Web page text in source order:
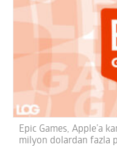
Epic Games, Apple’a
milyon dolardan fazla